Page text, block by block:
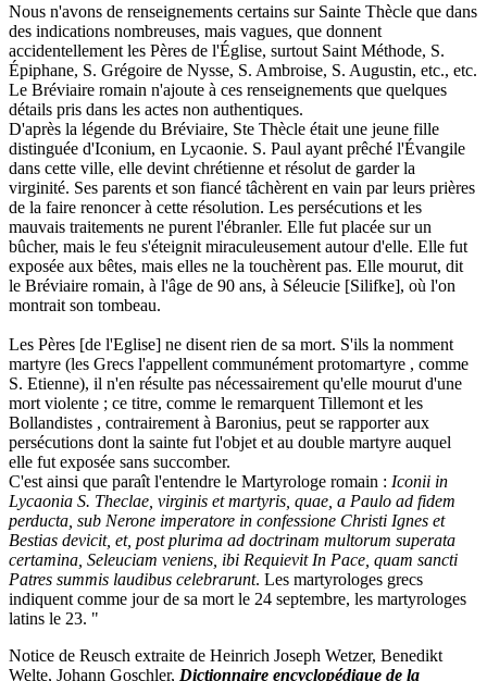
Nous n'avons de renseignements certains sur Sainte Thècle que dans
des indications nombreuses, mais vagues, que donnent
accidentellement les Pères de l'Église, surtout Saint Méthode, S.
Épiphane, S. Grégoire de Nysse, S. Ambroise, S. Augustin, etc., etc.
Le Bréviaire romain n'ajoute à ces renseignements que quelques
détails pris dans les actes non authentiques.
D'après la légende du Bréviaire, Ste Thècle était une jeune fille
distinguée d'Iconium, en Lycaonie. S. Paul ayant prêché l'Évangile
dans cette ville, elle devint chrétienne et résolut de garder la
virginité. Ses parents et son fiancé tâchèrent en vain par leurs prières
de la faire renoncer à cette résolution. Les persécutions et les
mauvais traitements ne purent l'ébranler. Elle fut placée sur un
bûcher, mais le feu s'éteignit miraculeusement autour d'elle. Elle fut
exposée aux bêtes, mais elles ne la touchèrent pas. Elle mourut, dit
le Bréviaire romain, à l'âge de 90 ans, à Séleucie [Silifke], où l'on
montrait son tombeau.
Les Pères [de l'Eglise] ne disent rien de sa mort. S'ils la nomment
martyre (les Grecs l'appellent communément protomartyre , comme
S. Etienne), il n'en résulte pas nécessairement qu'elle mourut d'une
mort violente ; ce titre, comme le remarquent Tillemont et les
Bollandistes , contrairement à Baronius, peut se rapporter aux
persécutions dont la sainte fut l'objet et au double martyre auquel
elle fut exposée sans succomber.
C'est ainsi que paraît l'entendre le Martyrologe romain : Iconii in
Lycaonia S. Theclae, virginis et martyris, quae, a Paulo ad fidem
perducta, sub Nerone imperatore in confessione Christi Ignes et
Bestias devicit, et, post plurima ad doctrinam multorum superata
certamina, Seleuciam veniens, ibi Requievit In Pace, quam sancti
Patres summis laudibus celebrarunt. Les martyrologes grecs
indiquent comme jour de sa mort le 24 septembre, les martyrologes
latins le 23. "
Notice de Reusch extraite de Heinrich Joseph Wetzer, Benedikt
Welte, Johann Goschler, Dictionnaire encyclopédique de la